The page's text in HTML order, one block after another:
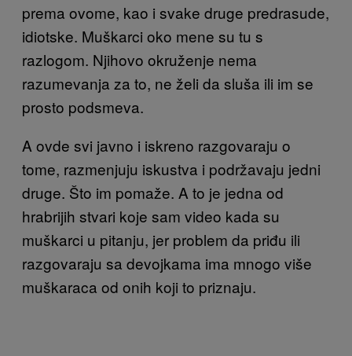
prema ovome, kao i svake druge predrasude,
idiotske. Muškarci oko mene su tu s
razlogom. Njihovo okruženje nema
razumevanja za to, ne želi da sluša ili im se
prosto podsmeva.
A ovde svi javno i iskreno razgovaraju o
tome, razmenjuju iskustva i podržavaju jedni
druge. Što im pomaže. A to je jedna od
hrabrijih stvari koje sam video kada su
muškarci u pitanju, jer problem da priđu ili
razgovaraju sa devojkama ima mnogo više
muškaraca od onih koji to priznaju.